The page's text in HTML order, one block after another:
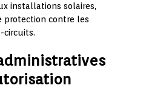
installations solaires,
protection contre les
circuits.